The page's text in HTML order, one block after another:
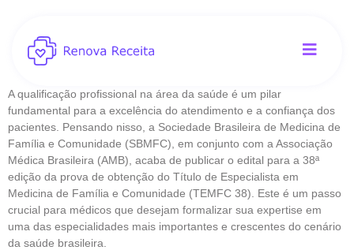
A qualificação profissional na área da saúde é um pilar
fundamental para a excelência do atendimento e a confiança dos
pacientes. Pensando nisso, a Sociedade Brasileira de Medicina de
Família e Comunidade (SBMFC), em conjunto com a Associação
Médica Brasileira (AMB), acaba de publicar o edital para a 38ª
edição da prova de obtenção do Título de Especialista em
Medicina de Família e Comunidade (TEMFC 38). Este é um passo
crucial para médicos que desejam formalizar sua expertise em
uma das especialidades mais importantes e crescentes do cenário
da saúde brasileira.